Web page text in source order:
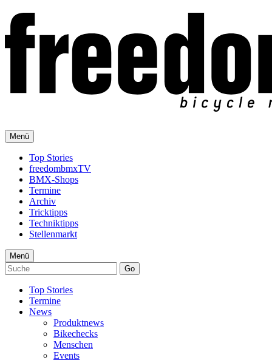
Menü
Top Stories
freedombmxTV
BMX-Shops
Termine
Archiv
Tricktipps
Techniktipps
Stellenmarkt
Menü
Go
Top Stories
Termine
News
Produktnews
Bikechecks
Menschen
Events